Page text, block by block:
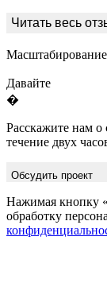
Масштабирование
Давайте
�
Расскажите нам о
течение двух
Обсудить проект
Нажимая кнопку
обработку